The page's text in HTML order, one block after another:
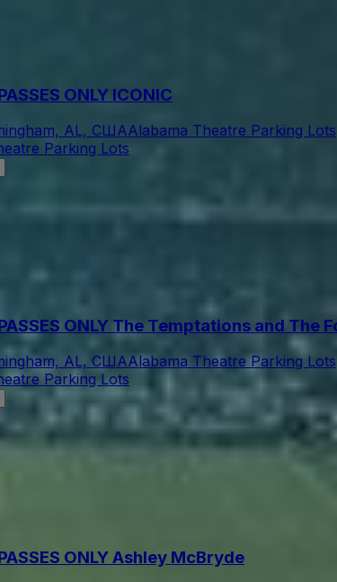
ONLY ICONIC
AL, СШАAlabama Theatre Parking Lots
Parking Lots
ONLY The Temptations and The
AL, СШАAlabama Theatre Parking Lots
Parking Lots
ONLY Ashley McBryde